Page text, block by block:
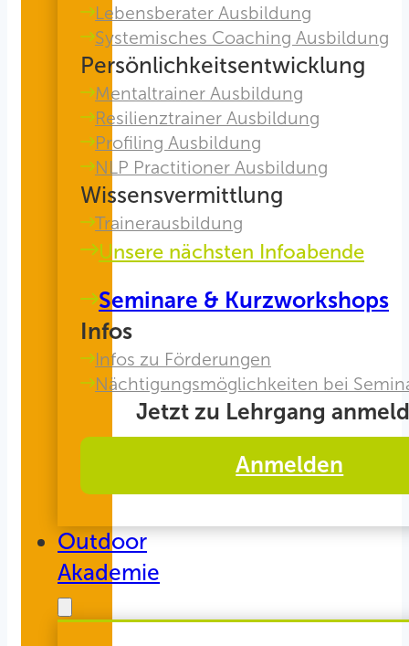
Lebensberater Ausbildung
Systemisches Coaching Ausbildung
Persönlichkeitsentwicklung
Mentaltrainer Ausbildung
Resilienztrainer Ausbildung
Profiling Ausbildung
NLP Practitioner Ausbildung
Wissensvermittlung
Trainerausbildung
Unsere nächsten Infoabende
Seminare & Kurzworkshops
Infos
Infos zu Förderungen
Nächtigungsmöglichkeiten bei
Jetzt zu Lehrgang
Anmelden
Outdoor
Akademie